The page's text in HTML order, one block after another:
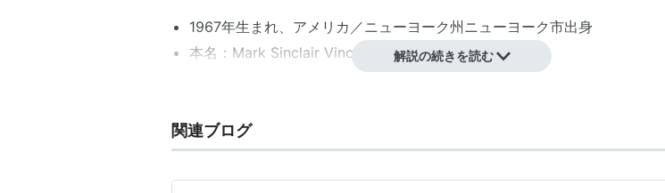
1967年生まれ、アメリカ／ニューヨーク州ニューヨーク市出身
本名：Mark Sinclair Vincent
主な作品
アベンジャーズ／インフィニティ・ウォー（2018） 声の出演
解説の続きを読む
関連ブログ